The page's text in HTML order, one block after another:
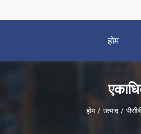
होम
होम / उत्पाद /